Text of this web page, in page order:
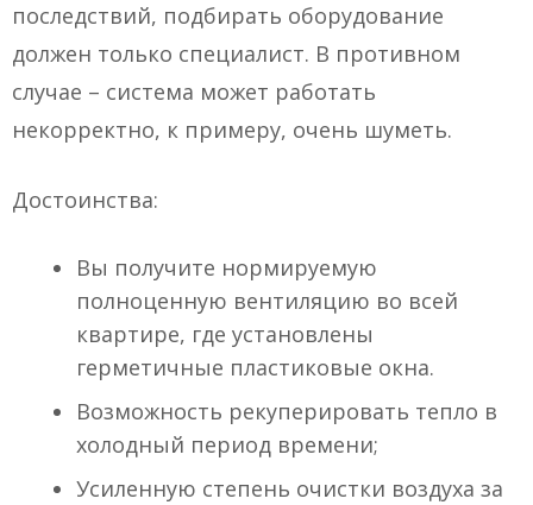
последствий, подбирать оборудование
должен только специалист. В противном
случае – система может работать
некорректно, к примеру, очень шуметь.
Достоинства:
Вы получите нормируемую
полноценную вентиляцию во всей
квартире, где установлены
герметичные пластиковые окна.
Возможность рекуперировать тепло в
холодный период времени;
Усиленную степень очистки воздуха за